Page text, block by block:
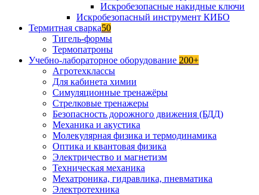
Искробезопасные накидные ключи
Искробезопасный инструмент КИБО
Термитная сварка50
Тигель-формы
Термопатроны
Учебно-лабораторное оборудование 200+
Агротехклассы
Для кабинета химии
Симуляционные тренажёры
Стрелковые тренажеры
Безопасность дорожного движения (БДД)
Механика и акустика
Молекулярная физика и термодинамика
Оптика и квантовая физика
Электричество и магнетизм
Техническая механика
Мехатроника, гидравлика, пневматика
Электротехника